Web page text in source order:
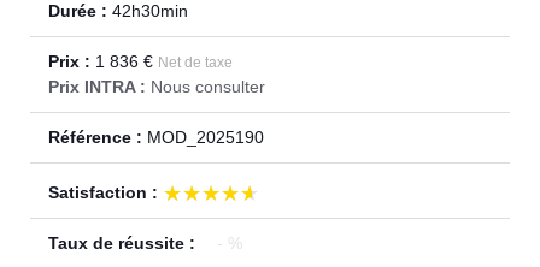
Durée : 42h30min
Prix : 1 836 € Net de taxe
Prix INTRA : Nous consulter
Référence : MOD_2025190
Satisfaction : ★★★★★
★★★★★
Taux de réussite : - %